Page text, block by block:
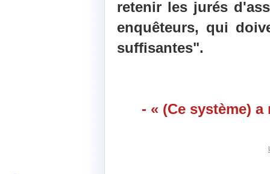
retenir les jurés
enquêteurs, qui
suffisantes".
- « (Ce système)